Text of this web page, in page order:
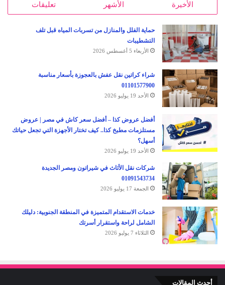
الأخيرة الأشهر تعليقات
حماية الفلل والمنازل من تسربات المياه قبل تلف
التشطيبات
الأربعاء 5 أغسطس 2026
شراء كراتين نقل عفش بالعجوزة بأسعار مناسبة
01101577900
الأحد 19 يوليو 2026
أفضل عروض كذا – أفضل سعر كاش في مصر | عروض
مستلزمات مطبخ كذا.. كيف تختار الأجهزة التي تجعل حياتك
أسهل؟
الأحد 19 يوليو 2026
شركات نقل الأثاث في شيراتون ومصر الجديدة
01091543734
الجمعة 17 يوليو 2026
خدمات الاستقدام المتميزة في المنطقة الجنوبية: دليلك
الشامل لراحة واستقرار أسرتك
الثلاثاء 7 يوليو 2026
أحدث المقالات